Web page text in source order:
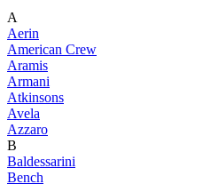
A
Aerin
American Crew
Aramis
Armani
Atkinsons
Avela
Azzaro
B
Baldessarini
Bench